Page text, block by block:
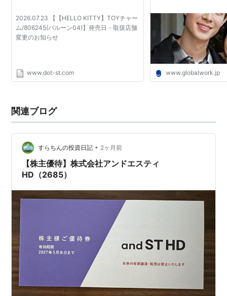
2026.07.23 【【HELLO KITTY】TOYチャー
ム/806245(バルーン04)】発売日・取扱店舗
変更のお知らせ
www.dot-st.com www.globalwork.jp
関連ブログ
すらちんの投資日記 • 2ヶ月前
【株主優待】株式会社アンドエスティ
HD（2685）